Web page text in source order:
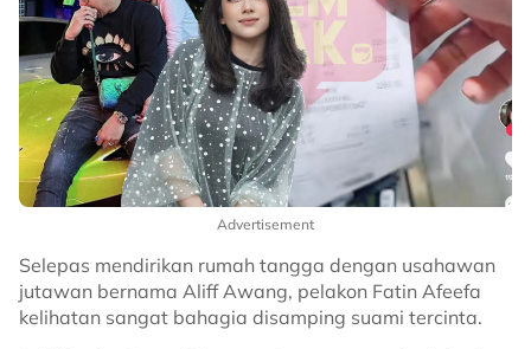
Advertisement
Selepas mendirikan rumah tangga dengan usahawan
jutawan bernama Aliff Awang, pelakon Fatin Afeefa
kelihatan sangat bahagia disamping suami tercinta.